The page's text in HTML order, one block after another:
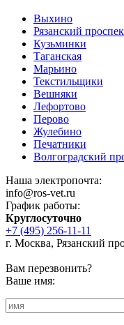
Выхино
Рязанский
Кузьминки
Таганская
Марьино
Текстильщики
Вешняки
Лефортово
Перово
Жулебино
Печатники
Волгоградский
Наша электропочта:
info@ros-vet.ru
График работы:
Круглосуточно
+7 (495) 256-11-11
г. Москва, Рязанский
Вам перезвонить?
Ваше имя: